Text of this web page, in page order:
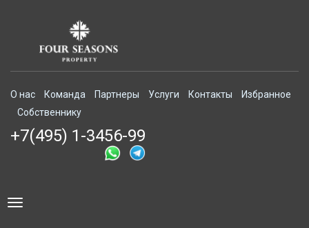
О нас Команда Партнеры Услуги Контакты
Избранное
Собственнику
+7(495) 1-3456-99
Toggle